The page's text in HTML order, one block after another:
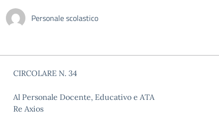
Personale scolastico
CIRCOLARE N. 34
Al Personale Docente, Educativo e ATA
Re Axios